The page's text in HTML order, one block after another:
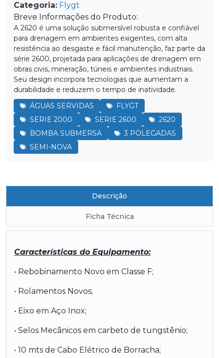
Categoria: Flygt
Breve Informações do Produto:
A 2620 é uma solução submersível robusta e confiável
para drenagem em ambientes exigentes, com alta
resistência ao desgaste e fácil manutenção, faz parte da
série 2600, projetada para aplicações de drenagem em
obras civis, mineração, túneis e ambientes industriais.
Seu design incorpora tecnologias que aumentam a
durabilidade e reduzem o tempo de inatividade.
ÁGUAS SERVIDAS
FLYGT
SERIE 2000
SERIE 2600
2620
BOMBA SUBMERSA
3 POLEGADAS
SEMI-NOVA
Descrição
Ficha Técnica
Características do Equipamento:
• Rebobinamento Novo em Classe F;
• Rolamentos Novos;
• Eixo em Aço Inox;
• Selos Mecânicos em carbeto de tungstênio;
• 10 mts de Cabo Elétrico de Borracha;